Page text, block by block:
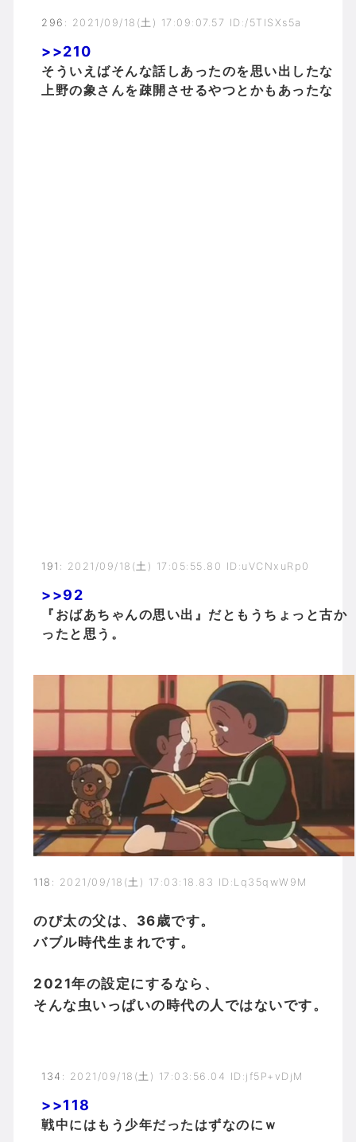
296 : 2021/09/18(土) 17:09:07.57 ID:/5TISXs5a
>>210
そういえばそんな話しあったのを思い出したな
上野の象さんを疎開させるやつとかもあったな
191 : 2021/09/18(土) 17:05:55.80 ID:uVCNxuRp0
>>92
『おばあちゃんの思い出』だともうちょっと古か
ったと思う。
118 : 2021/09/18(土) 17:03:18.83 ID:Lq35qwW9M
のび太の父は、36歳です。
バブル時代生まれです。
2021年の設定にするなら、
そんな虫いっぱいの時代の人ではないです。
134 : 2021/09/18(土) 17:03:56.04 ID:jf5P+vDjM
>>118
戦中にはもう少年だったはずなのにｗ